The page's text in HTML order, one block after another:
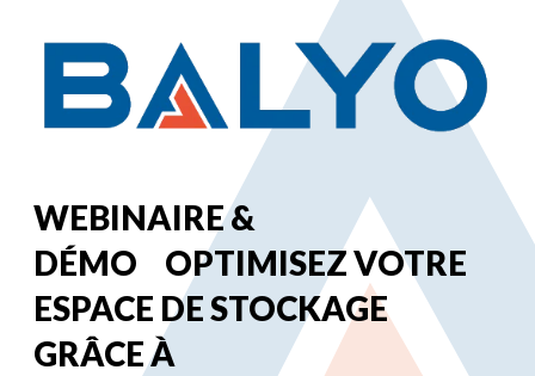
WEBINAIRE &
DÉMO
OPTIMISEZ VOTRE
ESPACE DE STOCKAGE
GRÂCE À